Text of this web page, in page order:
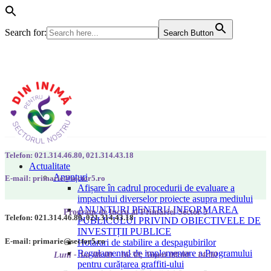
Search for: Search Button
Actualitate
Anunțuri
Afișare în cadrul procedurii de evaluare a
impactului diverselor proiecte asupra mediului
ANUNȚURI PENTRU INFORMAREA
PUBLICULUI PRIVIND OBIECTIVELE DE
INVESTIȚII PUBLICE
Hotarari de stabilire a despagubirilor
Regulamentul de implementare a Programului
pentru curățarea graffiti-ului
Telefon: 021.314.46.80, 021.314.43.18
E-mail: primarie@sector5.ro
Program de lucru al Primăriei Sector 5
Luni - Joi 08:00 - 16:30; Vineri 08:00 - 14:00
Telefon: 021.314.46.80, 021.314.43.18
E-mail: primarie@sector5.ro